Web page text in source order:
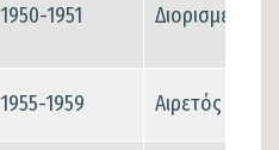
1950-1951 Διορισμένος
1955-1959 Αιρετός